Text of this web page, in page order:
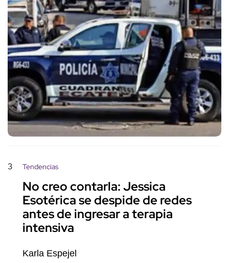
3 Tendencias
No creo contarla: Jessica
Esotérica se despide de redes
antes de ingresar a terapia
intensiva
Karla Espejel